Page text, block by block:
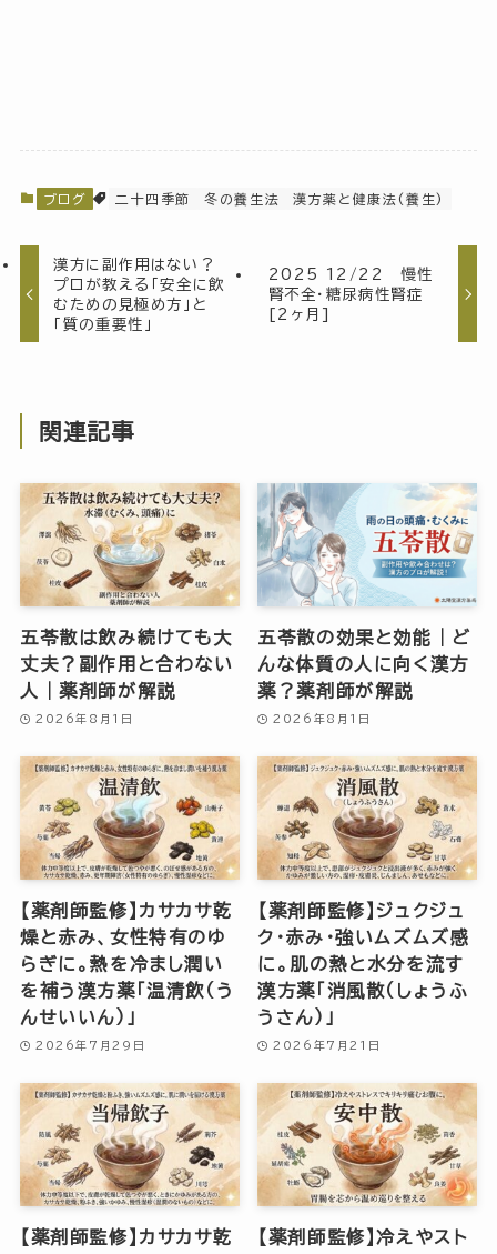
ブログ 二十四季節 冬の養生法 漢方薬と健康法(養生)
漢方に副作用はない？
プロが教える「安全に飲
むための見極め方」と
「質の重要性」
2025 12/22 慢性
腎不全・糖尿病性腎症
[2ヶ月]
関連記事
五苓散は飲み続けても大
丈夫？副作用と合わない
人｜薬剤師が解説
2026年8月1日
五苓散の効果と効能｜ど
んな体質の人に向く漢方
薬？薬剤師が解説
2026年8月1日
【薬剤師監修】カサカサ乾
燥と赤み、女性特有のゆ
らぎに。熱を冷まし潤い
を補う漢方薬「温清飲（う
んせいいん）」
2026年7月29日
【薬剤師監修】ジュクジュ
ク・赤み・強いムズムズ感
に。肌の熱と水分を流す
漢方薬「消風散（しょうふ
うさん）」
2026年7月21日
【薬剤師監修】カサカサ乾
【薬剤師監修】冷えやスト